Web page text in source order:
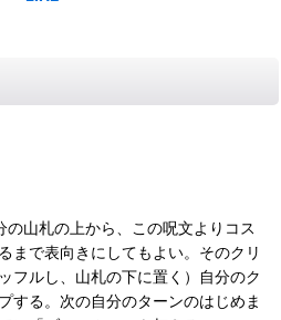
山札の上から、この呪文よりコス
まで表向きにしてもよい。そのクリ
フルし、山札の下に置く）自分のク
する。次の自分のターンのはじめま